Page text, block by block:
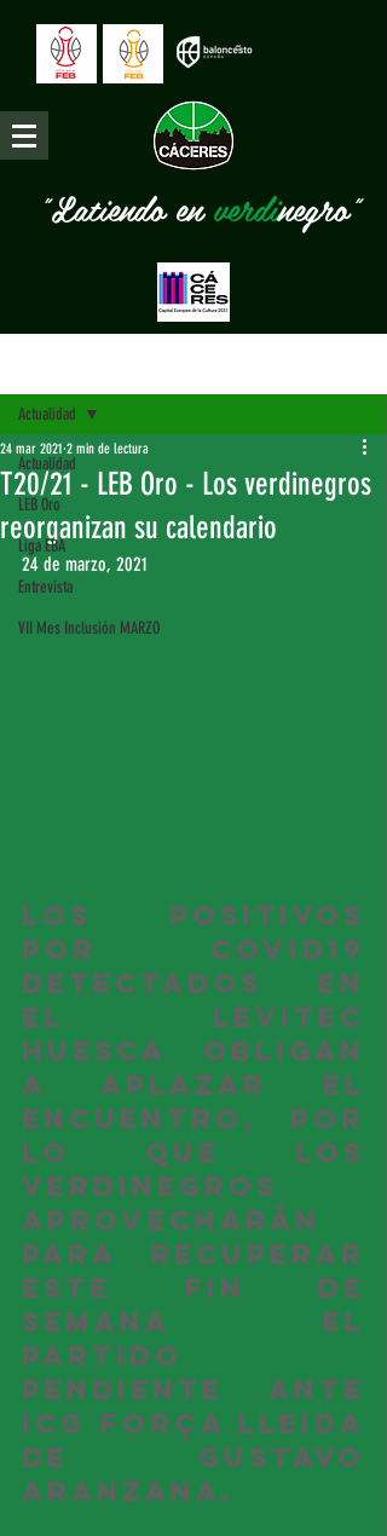
"Latiendo enverdinegro"
Actualidad
LEB Oro
Liga EBA
Entrevista
VII Mes Inclusión MARZO
Actualidad
T20/21 - LEB Oro - Los verdinegros
reorganizan su calendario
24 mar 2021 2 min de lectura
24 de marzo, 2021
Los positivos
por COVID19
detectados en
el Levitec
Huesca obligan
a aplazar el
encuentro, por
lo que los
verdinegros
aprovecharán
para recuperar
este fin de
semana el
partido
pendiente ante
ICG Força Lleida
de Gustavo
Aranzana.